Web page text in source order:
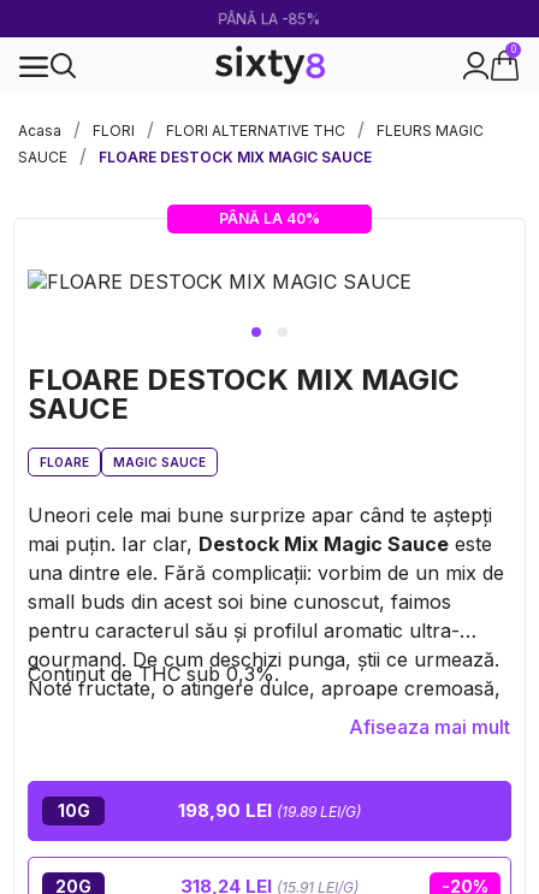
PÂNĂ LA -85%
0
Acasa
FLORI FLORI ALTERNATIVE THC
FLEURS MAGIC
SAUCE
FLOARE DESTOCK MIX MAGIC SAUCE
PÂNĂ LA 40%
FLOARE DESTOCK MIX MAGIC
SAUCE
FLOARE MAGIC SAUCE
Uneori cele mai bune surprize apar când te aștepți
mai puțin. Iar clar, Destock Mix Magic Sauce este
una dintre ele. Fără complicații: vorbim de un mix de
small buds din acest soi bine cunoscut, faimos
pentru caracterul său și profilul aromatic ultra-
gourmand. De cum deschizi punga, știi ce urmează.
Note fructate, o atingere dulce, aproape cremoasă,
și acel fundal ușor rășinos care dă toată
popular fără să îți afecteze bugetul. Fie că ești fan al
aromelor intense sau doar cauți un moment de
relaxare la preț mic, acest mix are tot ce îi trebuie ca
Conținut de THC sub 0,3%.
Afiseaza mai mult
10G 198,90 LEI (19.89 LEI/G)
20G -20%
318,24 LEI (15.91 LEI/G)